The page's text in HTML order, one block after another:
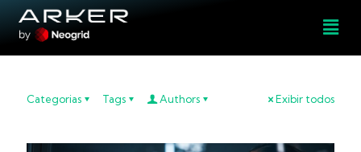
Categorias Tags Authors Exibir todos